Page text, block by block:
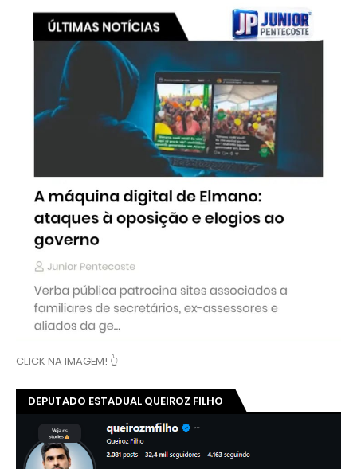
CLICK NA IMAGEM! 👆
DEPUTADO ESTADUAL QUEIROZ FILHO